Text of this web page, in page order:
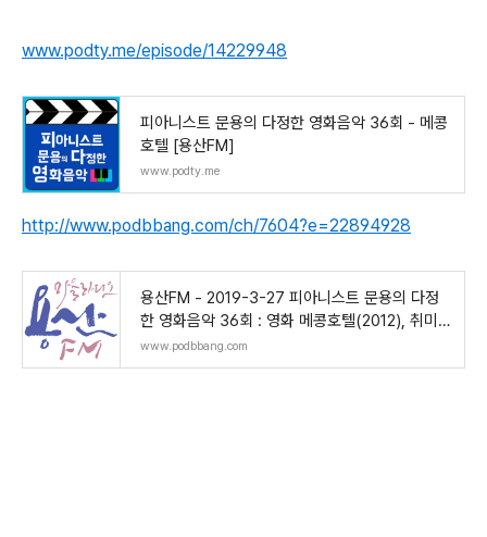
www.podty.me/episode/14229948
피아니스트 문용의 다정한 영화음악 36회 - 메콩
호텔 [용산FM]
www.podty.me
http://www.podbbang.com/ch/7604?e=22894928
용산FM - 2019-3-27 피아니스트 문용의 다정
한 영화음악 36회 : 영화 메콩호텔(2012), 취미 :
오디오천국 팟빵
www.podbbang.com